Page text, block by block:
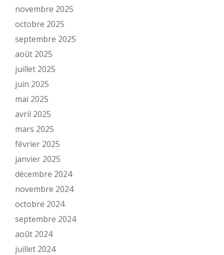
novembre 2025
octobre 2025
septembre 2025
août 2025
juillet 2025
juin 2025
mai 2025
avril 2025
mars 2025
février 2025
janvier 2025
décembre 2024
novembre 2024
octobre 2024
septembre 2024
août 2024
juillet 2024